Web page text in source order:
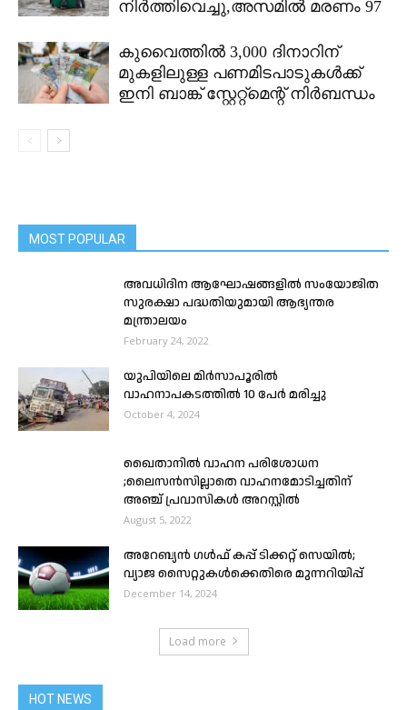
നിർത്തിവെച്ചു,അസമിൽ മരണം 97
കുവൈത്തിൽ 3,000 ദിനാറിന്
മുകളിലുള്ള പണമിടപാടുകൾക്ക്
ഇനി ബാങ്ക് സ്റ്റേറ്റ്മെന്റ് നിർബന്ധം
MOST POPULAR
അവധിദിന ആഘോഷങ്ങളിൽ സംയോജിത
സുരക്ഷാ പദ്ധതിയുമായി ആഭ്യന്തര
മന്ത്രാലയം
February 24, 2022
യുപിയിലെ മിർസാപൂരിൽ
വാഹനാപകടത്തിൽ 10 പേർ മരിച്ചു
October 4, 2024
ഖൈതാനിൽ വാഹന പരിശോധന
;ലൈസൻസില്ലാതെ വാഹനമോടിച്ചതിന്
അഞ്ച് പ്രവാസികൾ അറസ്റ്റിൽ
August 5, 2022
അറേബ്യൻ ഗൾഫ് കപ്പ് ടിക്കറ്റ് സെയിൽ;
വ്യാജ സൈറ്റുകൾക്കെതിരെ മുന്നറിയിപ്പ്
December 14, 2024
Load more
HOT NEWS